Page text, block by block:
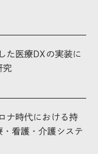
た医療DXの実装に
究
ナ時代における持
看護・介護システ